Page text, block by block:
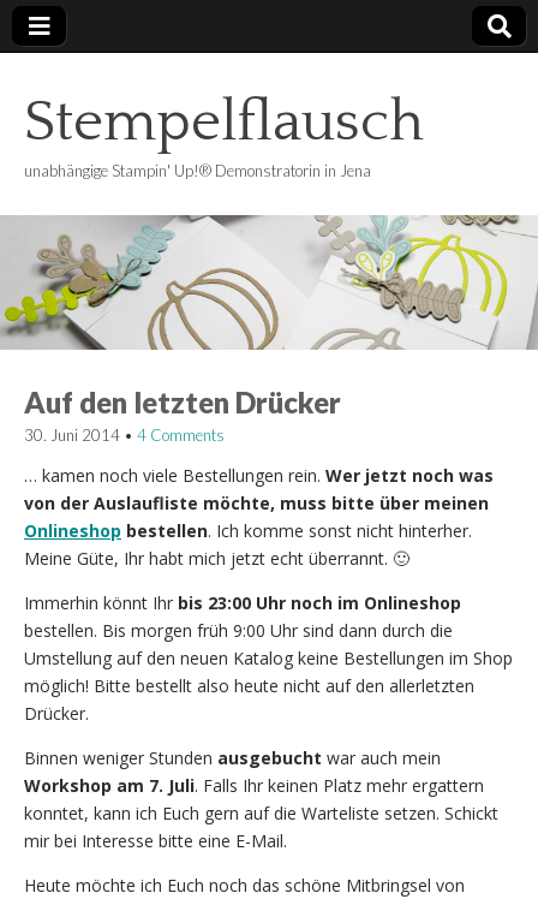
Stempelflausch
unabhängige Stampin' Up!® Demonstratorin in Jena
Auf den letzten Drücker
30. Juni 2014 • 4 Comments
… kamen noch viele Bestellungen rein. Wer jetzt noch was
von der Auslaufliste möchte, muss bitte über meinen
Onlineshop bestellen. Ich komme sonst nicht hinterher.
Meine Güte, Ihr habt mich jetzt echt überrannt. 🙂
Immerhin könnt Ihr bis 23:00 Uhr noch im Onlineshop
bestellen. Bis morgen früh 9:00 Uhr sind dann durch die
Umstellung auf den neuen Katalog keine Bestellungen im Shop
möglich! Bitte bestellt also heute nicht auf den allerletzten
Drücker.
Binnen weniger Stunden ausgebucht war auch mein
Workshop am 7. Juli. Falls Ihr keinen Platz mehr ergattern
konntet, kann ich Euch gern auf die Warteliste setzen. Schickt
mir bei Interesse bitte eine E-Mail.
Heute möchte ich Euch noch das schöne Mitbringsel von